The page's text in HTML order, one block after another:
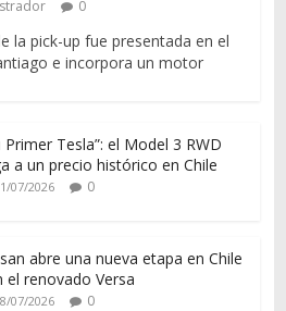
0
la pick-up fue presentada en el
e incorpora un motor
Primer Tesla”: el Model 3 RWD
a un precio histórico en Chile
07/2026 0
abre una nueva etapa en Chile
el renovado Versa
07/2026 0